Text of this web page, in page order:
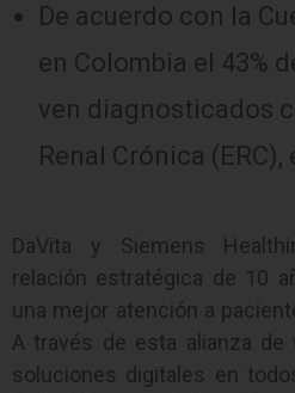
De acuerdo con la
en Colombia el 43%
ven diagnosticados
Renal Crónica (ERC),
DaVita y Siemens
relación estratégica de 10
una mejor atención a
A través de esta alianza de
soluciones digitales en